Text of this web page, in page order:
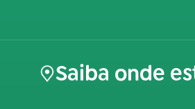
Saiba onde